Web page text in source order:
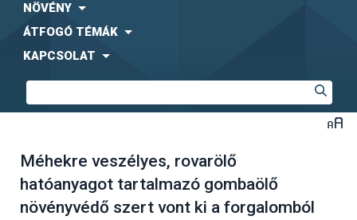
NÖVÉNY
ÁTFOGÓ TÉMÁK
KAPCSOLAT
Méhekre veszélyes, rovarölő
hatóanyagot tartalmazó gombaölő
növényvédő szert vont ki a forgalomból